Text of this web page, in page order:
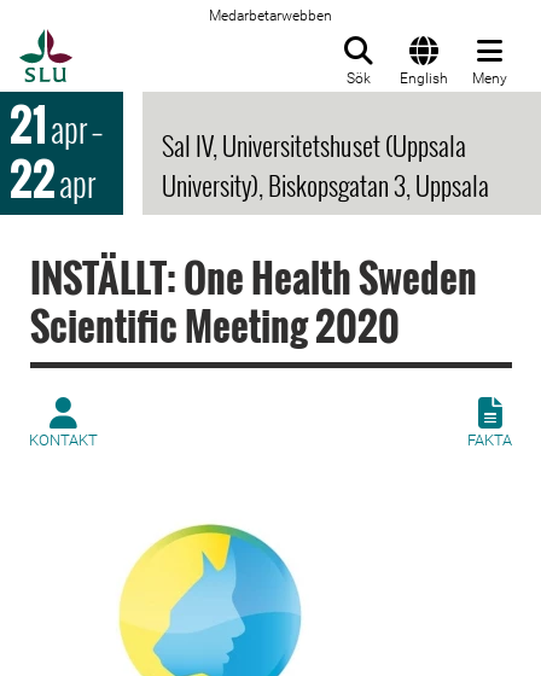
Medarbetarwebben
Sök English Meny
21apr–
22apr
Sal IV, Universitetshuset (Uppsala
University), Biskopsgatan 3, Uppsala
INSTÄLLT: One Health Sweden
Scientific Meeting 2020
KONTAKT FAKTA